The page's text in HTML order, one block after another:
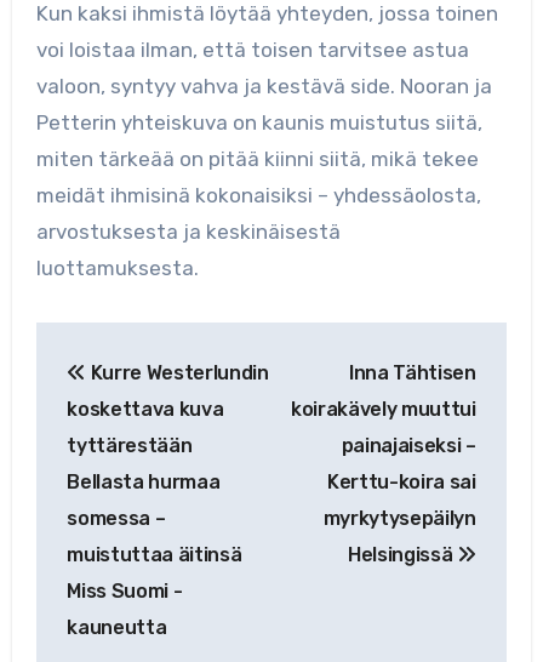
Kun kaksi ihmistä löytää yhteyden, jossa toinen
voi loistaa ilman, että toisen tarvitsee astua
valoon, syntyy vahva ja kestävä side. Nooran ja
Petterin yhteiskuva on kaunis muistutus siitä,
miten tärkeää on pitää kiinni siitä, mikä tekee
meidät ihmisinä kokonaisiksi – yhdessäolosta,
arvostuksesta ja keskinäisestä
luottamuksesta.
selaus
Kurre Westerlundin
koskettava kuva
tyttärestään
Bellasta hurmaa
somessa –
muistuttaa äitinsä
Miss Suomi -
kauneutta
Inna Tähtisen
koirakävely muuttui
painajaiseksi –
Kerttu-koira sai
myrkytysepäilyn
Helsingissä